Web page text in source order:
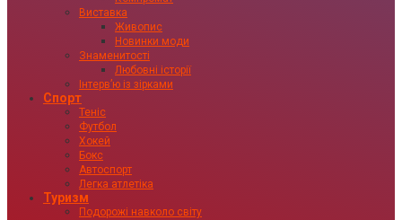
Виставка
Живопис
Новинки моди
Знаменитості
Любовні історії
Інтервʼю із зірками
Спорт
Теніс
Футбол
Хокей
Бокс
Автоспорт
Легка атлетіка
Туризм
Подорожі навколо світу